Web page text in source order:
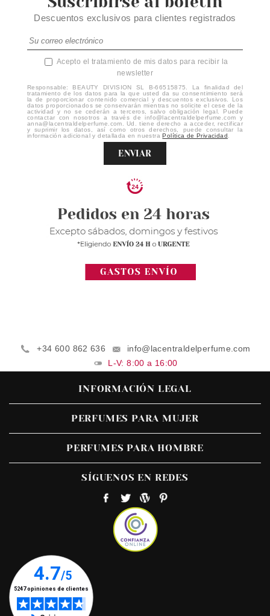
Descuentos exclusivos para clientes registrados
Acepto el tratamiento de mis datos para recibir la
newsletter
Responsable: BEAUTY DIVISION SL B-66515875. La finalidad del
tratamiento de los datos para la que usted da su consentimiento será
la de proporcionar contenido comercial y descuentos exclusivos. Los
datos proporcionados se conservarán mientras no solicite el cese de la
actividad y no se cederán a terceros, salvo obligación legal. Puede
contactar con nosotros a través de info@lacentraldelperfume.com y
anna@lacentraldelperfume.com. Ud. tiene derecho a acceder, rectificar
y suprimir los datos, así como otros derechos, puede consultar la
información adicional y detallada en nuestraPolítica de Privacidad
ENVIAR
+34 600 862 636
info@lacentraldelperfume.com
L-V: 8:00 a 16:00
INFORMACIÓN LEGAL
PERFUMES PARA MUJER
PERFUMES PARA HOMBRE
SÍGUENOS EN REDES